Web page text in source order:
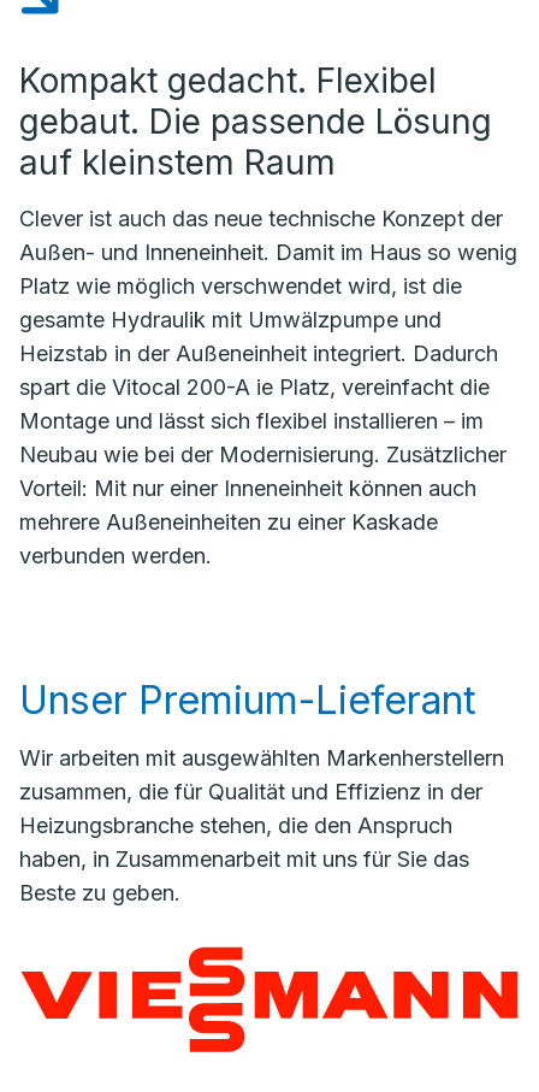
Kompakt gedacht. Flexibel
gebaut. Die passende Lösung
auf kleinstem Raum
Clever ist auch das neue technische Konzept der
Außen- und Inneneinheit. Damit im Haus so wenig
Platz wie möglich verschwendet wird, ist die
gesamte Hydraulik mit Umwälzpumpe und
Heizstab in der Außeneinheit integriert. Dadurch
spart die Vitocal 200-A ie Platz, vereinfacht die
Montage und lässt sich flexibel installieren – im
Neubau wie bei der Modernisierung. Zusätzlicher
Vorteil: Mit nur einer Inneneinheit können auch
mehrere Außeneinheiten zu einer Kaskade
verbunden werden.
Unser Premium-Lieferant
Wir arbeiten mit ausgewählten Markenherstellern
zusammen, die für Qualität und Effizienz in der
Heizungsbranche stehen, die den Anspruch
haben, in Zusammenarbeit mit uns für Sie das
Beste zu geben.